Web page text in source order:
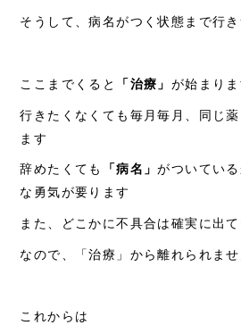
そうして、病名がつく状態まで行
ここまでくると 「治療」 が始まりま
行きたくなくても毎月毎月、同じ
ます
辞めたくても 「病名」がついてい
な勇気が要ります
また、どこかに不具合は確実に出
なので、「治療」から離れられませ
これからは